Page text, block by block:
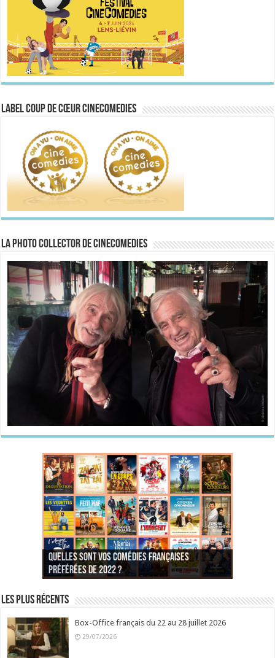
Label Coup de Cœur CineComedies
La Photo collector de CineComedies
Quelles sont vos comédies françaises
préférées de 2022 ?
Quel est votre personnage préféré du Père
Noël est une ordure ?
Quelles sont vos comédies françaises
préférées de 2021 ?
Quel est votre « Gendarme » préféré ?
Quels sont vos 3 comédies de Jean-Marie Poiré
préférées ?
Quel est votre « Tati » préféré ?
Quel est votre « bronzé » préféré ?
Les plus récents
Box-Office français du 22 au 28 juillet 2026
29/07/2026